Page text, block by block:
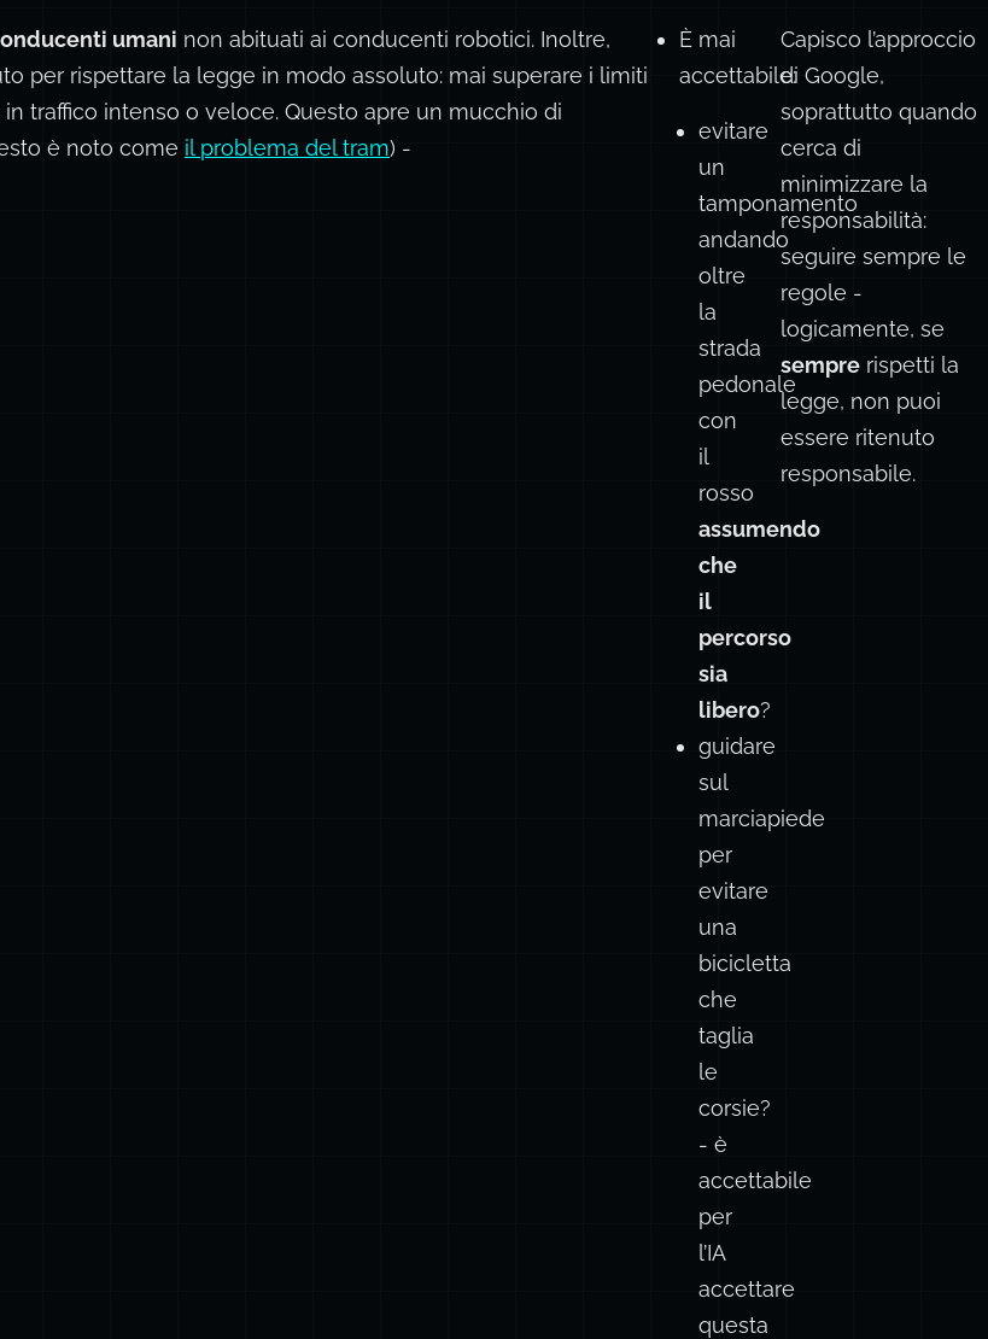
umani non abituati ai conducenti robotici. Inoltre,
per rispettare la legge in modo assoluto: mai superare i limiti
traffico intenso o veloce. Questo apre un mucchio di
è noto come il problema del tram) -
È mai
accettabile:
evitare
un
tamponamento
andando
oltre
la
strada
pedonale
con
il
rosso
assumendo
che
il
percorso
sia
libero?
guidare
sul
marciapiede
per
evitare
una
bicicletta
che
taglia
le
corsie?
- è
accettabile
per
l’IA
accettare
questa
Capisco l’approccio
di Google,
soprattutto quando
cerca di
minimizzare la
responsabilità:
seguire sempre le
regole -
logicamente, se
sempre rispetti la
legge, non puoi
essere ritenuto
responsabile.